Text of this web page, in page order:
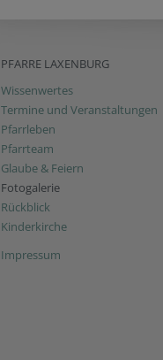
PFARRE LAXENBURG
Wissenwertes
Termine und Veranstaltungen
Pfarrleben
Pfarrteam
Glaube & Feiern
Fotogalerie
Rückblick
Kinderkirche
Impressum